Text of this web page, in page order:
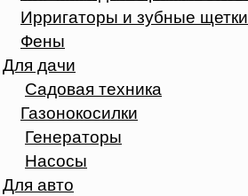
Ирригаторы и зубные щетки
Фены
Для дачи
Садовая техника
Газонокосилки
Генераторы
Насосы
Для авто